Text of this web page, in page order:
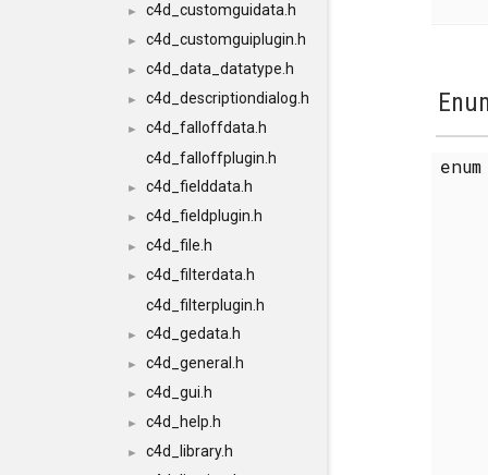
► c4d_customguidata.h
► c4d_customguiplugin.h
► c4d_data_datatype.h
► c4d_descriptiondialog.h
►
c4d_falloffdata.h
c4d_falloffplugin.h
► c4d_fielddata.h
► c4d_fieldplugin.h
► c4d_file.h
►
c4d_filterdata.h
c4d_filterplugin.h
► c4d_gedata.h
► c4d_general.h
► c4d_gui.h
► c4d_help.h
►
c4d_library.h